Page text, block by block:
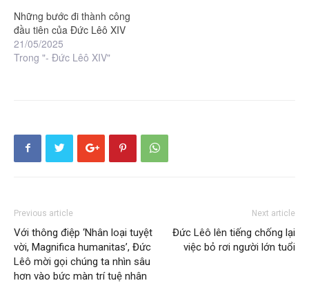
Những bước đi thành công
đầu tiên của Đức Lêô XIV
21/05/2025
Trong "- Đức Lêô XIV"
Previous article
Với thông điệp ‘Nhân loại tuyệt
vời, Magnifica humanitas’, Đức
Lêô mời gọi chúng ta nhìn sâu
hơn vào bức màn trí tuệ nhân
Next article
Đức Lêô lên tiếng chống lại
việc bỏ rơi người lớn tuổi